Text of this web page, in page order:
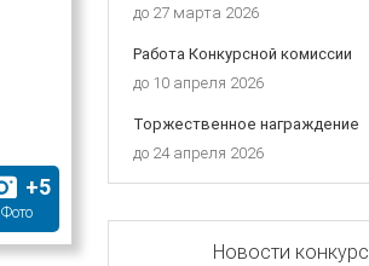
+5
Фото
до 27 марта 2026
Работа Конкурсной комиссии
до 10 апреля 2026
Торжественное награждение
до 24 апреля 2026
Новости